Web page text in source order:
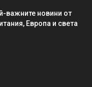
важните новини от
Европа и света